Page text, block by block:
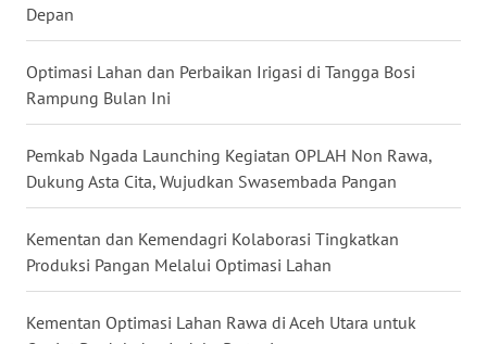
Depan
Optimasi Lahan dan Perbaikan Irigasi di Tangga Bosi
Rampung Bulan Ini
Pemkab Ngada Launching Kegiatan OPLAH Non Rawa,
Dukung Asta Cita, Wujudkan Swasembada Pangan
Kementan dan Kemendagri Kolaborasi Tingkatkan
Produksi Pangan Melalui Optimasi Lahan
Kementan Optimasi Lahan Rawa di Aceh Utara untuk
WN
NIAS
WN
SELATAN
TANJUNG